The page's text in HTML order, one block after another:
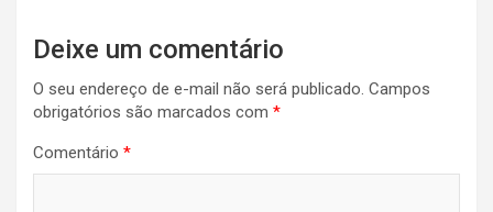
Deixe um comentário
O seu endereço de e-mail não será publicado. Campos
obrigatórios são marcados com *
Comentário *